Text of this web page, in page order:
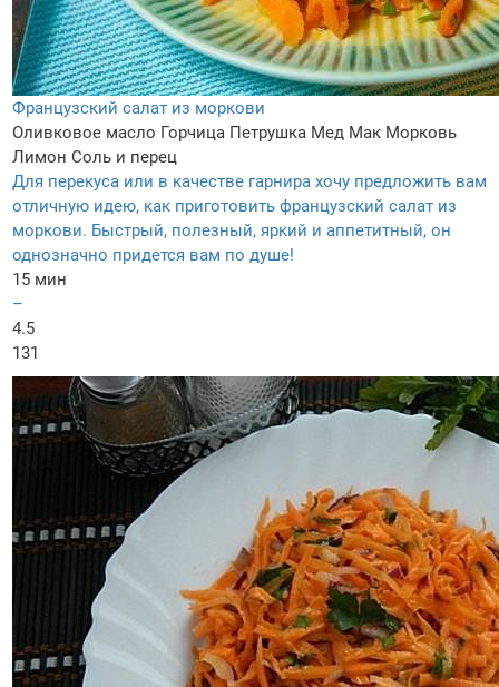
Французский салат из моркови
Оливковое масло Горчица Петрушка Мед Мак Морковь
Лимон Соль и перец
Для перекуса или в качестве гарнира хочу предложить вам
отличную идею, как приготовить французский салат из
моркови. Быстрый, полезный, яркий и аппетитный, он
однозначно придется вам по душе!
15 мин
–
4.5
131